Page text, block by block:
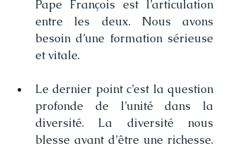
Pape François est l’articulation
entre les deux. Nous avons
besoin d’une formation sérieuse
et vitale.
Le dernier point c’est la question
profonde de l’unité dans la
diversité. La diversité nous
blesse avant d’être une richesse.